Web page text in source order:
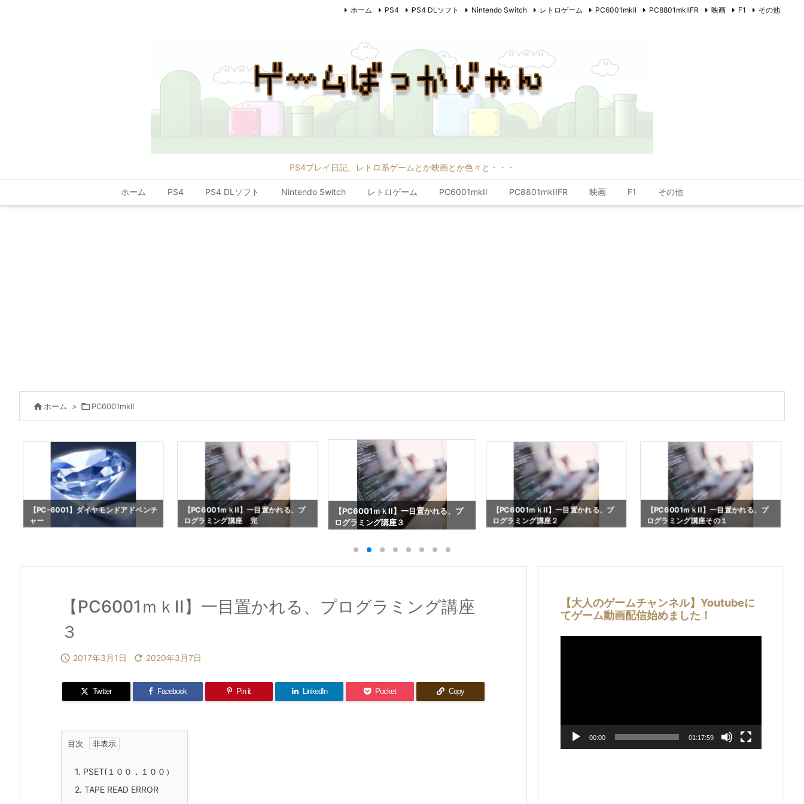
PS4プレイ日記、レトロ系ゲームとか映画とか色々と・・・
ホーム PS4 PS4 DLソフト Nintendo Switch レトロゲーム PC6001mkII PC8801mkIIFR 映画 F1 その他
ホーム PS4 PS4 DLソフト Nintendo Switch レトロゲーム PC6001mkII PC8801mkIIFR 映画 F1 その他
 ホーム > PC6001mkII
【PC-6001】ダイヤモンドアドベンチ
ャー
【PC6001ｍｋII】一目置かれる、プ
ログラミング講座 完
【PC6001ｍｋII】一目置かれる、プ
ログラミング講座３
【PC6001ｍｋII】一目置かれる、プ
ログラミング講座２
【PC6001ｍｋII】一目置かれる、プ
ログラミング講座その１
【PC6001ｍｋII】一目置かれる、プログラミング講座
３
 2017年3月1日  2020年3月7日
Twitter Facebook Pin it LinkedIn Pocket Copy
目次
1. PSET(１００，１００）
2. TAPE READ ERROR
【大人のゲームチャンネル】Youtubeに
てゲーム動画配信始めました！
00:00 01:17:59